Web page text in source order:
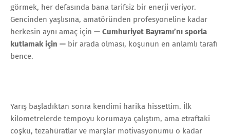
görmek, her defasında bana tarifsiz bir enerji veriyor.
Gencinden yaşlısına, amatöründen profesyoneline kadar
herkesin aynı amaç için — Cumhuriyet Bayramı’nı sporla
kutlamak için — bir arada olması, koşunun en anlamlı tarafı
bence.
Yarış başladıktan sonra kendimi harika hissettim. İlk
kilometrelerde tempoyu korumaya çalıştım, ama etraftaki
coşku, tezahüratlar ve marşlar motivasyonumu o kadar